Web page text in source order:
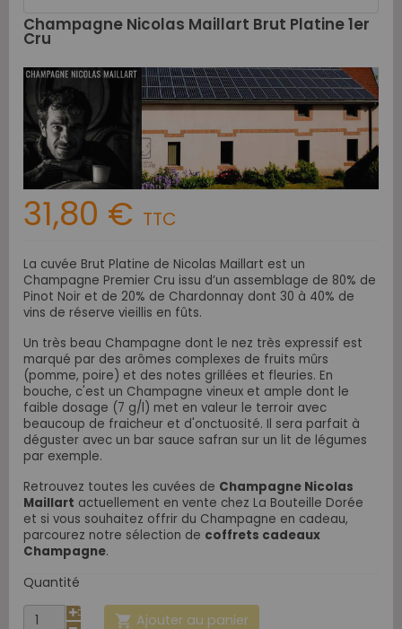
Champagne Nicolas Maillart Brut Platine 1er
Cru
31,80 € TTC
La cuvée Brut Platine de Nicolas Maillart est un
Champagne Premier Cru issu d’un assemblage de 80% de
Pinot Noir et de 20% de Chardonnay dont 30 à 40% de
vins de réserve vieillis en fûts.
Un très beau Champagne dont le nez très expressif est
marqué par des arômes complexes de fruits mûrs
(pomme, poire) et des notes grillées et fleuries. En
bouche, c'est un Champagne vineux et ample dont le
faible dosage (7 g/l) met en valeur le terroir avec
beaucoup de fraicheur et d'onctuosité. Il sera parfait à
déguster avec un bar sauce safran sur un lit de légumes
par exemple.
Retrouvez toutes les cuvées de Champagne Nicolas
Maillart actuellement en vente chez La Bouteille Dorée
et si vous souhaitez offrir du Champagne en cadeau,
parcourez notre sélection de coffrets cadeaux
Champagne.
Quantité
 Ajouter au panier